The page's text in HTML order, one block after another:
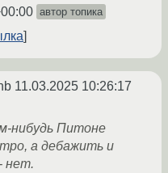
автор топика
11.03.2025 10:26:17
нибудь Питоне
а дебажить и
нет.